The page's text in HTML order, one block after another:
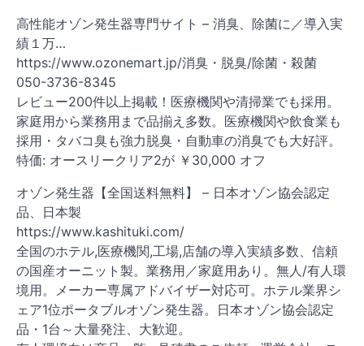
高性能オゾン発生器専門サイト – 消臭、除菌に／導入実
績１万…
https://www.ozonemart.jp/消臭・脱臭/除菌・殺菌
050-3736-8345
レビュー200件以上掲載！医療機関や清掃業でも採用。
家庭用から業務用まで品揃え多数。医療機関や飲食業も
採用・タバコ臭も強力脱臭・自動車の消臭でも大好評。
特価: オースリークリア2が ￥30,000 オフ
オゾン発生器【全国送料無料】 – 日本オゾン協会認定
品、日本製
https://www.kashituki.com/
全国のホテル,医療機関,工場,店舗の導入実績多数、信頼
の国産オーニット製。業務用／家庭用あり。無人/有人環
境用。メーカー専属アドバイザー対応可。ホテル業界シ
ェア1位ポータブルオゾン発生器。日本オゾン協会認定
品・1台～大量発注、大歓迎。